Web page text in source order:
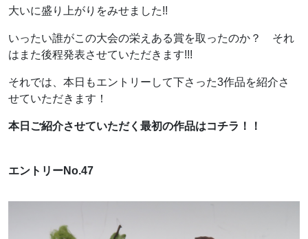
大いに盛り上がりをみせました!!
いったい誰がこの大会の栄えある賞を取ったのか？ それ
はまた後程発表させていただきます!!!
それでは、本日もエントリーして下さった3作品を紹介さ
せていただきます！
本日ご紹介させていただく最初の作品はコチラ！！
エントリーNo.47